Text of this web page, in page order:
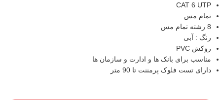
CAT 6 UTP
تمام مس
8 رشته تمام مس
رنگ : آبی
روکش PVC
مناسب برای بانک ها و ادارت و سازمان ها
دارای تست فلوک پرمننت تا 90 متر